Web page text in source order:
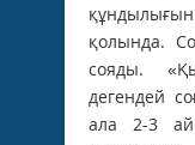
қолында.
сояды.
дегендей
ала 2-3